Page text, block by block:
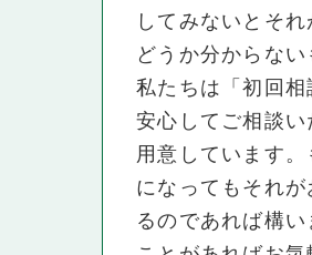
してみないとそ
どうか分からな
私たちは「初回
安心してご相談
用意しています
になってもそれ
るのであれば構